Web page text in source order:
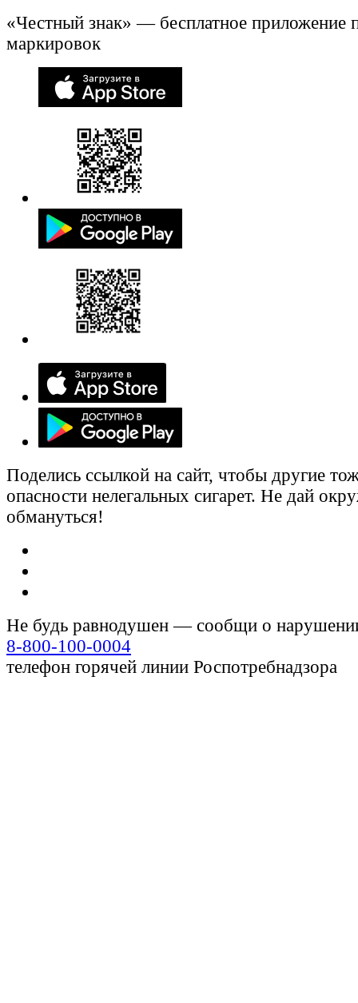
«Честный знак» — бесплатное приложение
маркировок
Поделись ссылкой на сайт, чтобы другие
опасности нелегальных сигарет. Не дай
обмануться!
Не будь равнодушен — сообщи о
8-800-100-0004
телефон горячей линии Роспотребнадзора